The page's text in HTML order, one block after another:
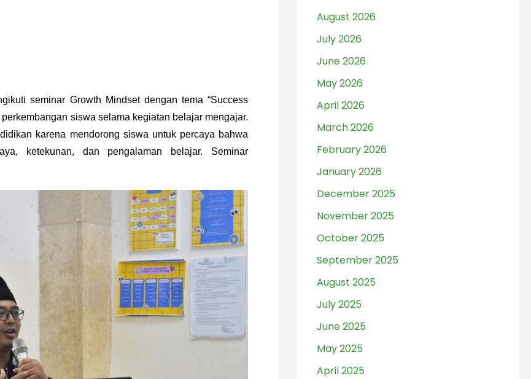
seminar Growth Mindset dengan tema “Success
siswa selama kegiatan belajar mengajar.
karena mendorong siswa untuk percaya bahwa
ketekunan, dan pengalaman belajar. Seminar
August 2026
July 2026
June 2026
May 2026
April 2026
March 2026
February 2026
January 2026
December 2025
November 2025
October 2025
September 2025
August 2025
July 2025
June 2025
May 2025
April 2025